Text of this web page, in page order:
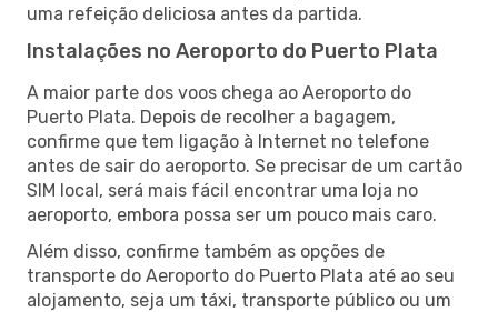
uma refeição deliciosa antes da partida.
Instalações no Aeroporto do Puerto Plata
A maior parte dos voos chega ao Aeroporto do
Puerto Plata. Depois de recolher a bagagem,
confirme que tem ligação à Internet no telefone
antes de sair do aeroporto. Se precisar de um cartão
SIM local, será mais fácil encontrar uma loja no
aeroporto, embora possa ser um pouco mais caro.
Além disso, confirme também as opções de
transporte do Aeroporto do Puerto Plata até ao seu
alojamento, seja um táxi, transporte público ou um